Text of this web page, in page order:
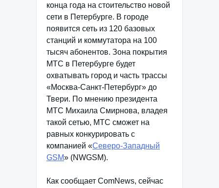
конца года на стоительство новой
сети в Петербурге. В городе
появится сеть из 120 базовых
станций и коммутатора на 100
тысяч абонентов. Зона покрытия
МТС в Петербурге будет
охватывать город и часть трассы
«Москва-Санкт-Петербург» до
Твери. По мнению президента
МТС Михаила Смирнова, владея
такой сетью, МТС сможет на
равных конкурировать с
компанией «Северо-Западный
GSM» (NWGSM).
Как сообщает ComNews, сейчас